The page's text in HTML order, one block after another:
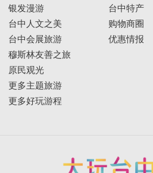
银发漫游
台中人文之美
台中会展旅游
穆斯林友善之旅
原民观光
更多主题旅游
更多好玩游程
台中特产
购物商圈
优惠情报